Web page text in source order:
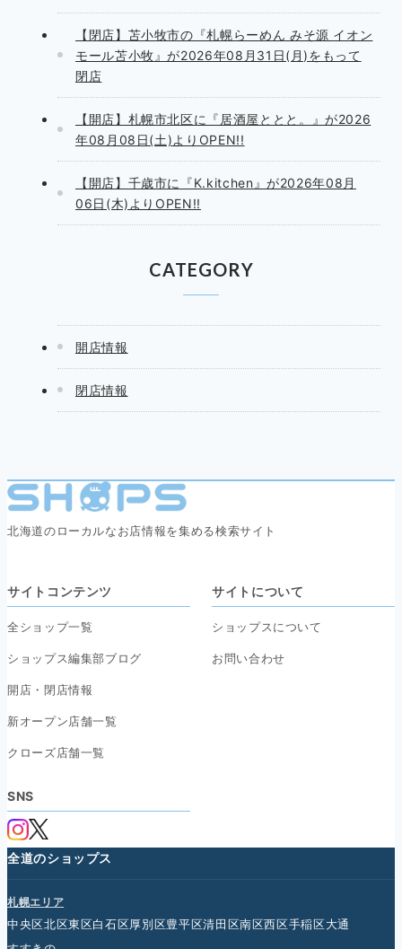
【閉店】苫小牧市の『札幌らーめん みそ源 イオン
モール苫小牧』が2026年08月31日(月)をもって
閉店
【開店】札幌市北区に『居酒屋ととと。』が2026
年08月08日(土)よりOPEN!!
【開店】千歳市に『K.kitchen』が2026年08月
06日(木)よりOPEN!!
CATEGORY
開店情報
閉店情報
北海道のローカルなお店情報を集める検索サイト
サイトコンテンツ
全ショップ一覧
ショップス編集部ブログ
開店・閉店情報
新オープン店舗一覧
クローズ店舗一覧
サイトについて
ショップスについて
お問い合わせ
SNS
全道のショップス
札幌エリア
中央区北区東区白石区厚別区豊平区清田区南区西区手稲区大通